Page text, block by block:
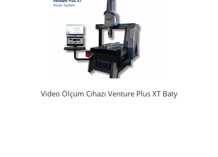
Video Ölçüm Cihazı Venture Plus XT Baty